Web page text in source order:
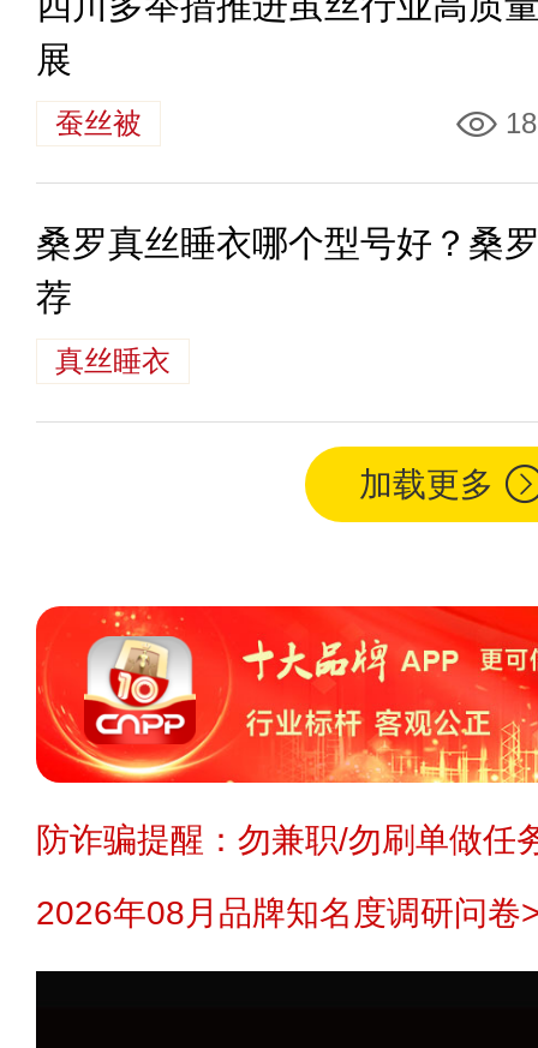
展
蚕丝被
桑罗真丝睡衣哪个型号好？桑
荐
真丝睡衣
加载更多
防诈骗提醒：勿兼职/勿刷单做任
2026年08月品牌知名度调研问卷